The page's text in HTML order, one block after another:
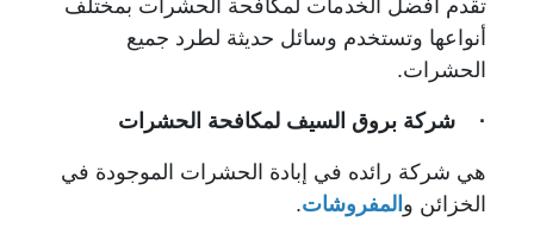
تقدم أفضل الخدمات لمكافحة الحشرات بمختلف
أنواعها وتستخدم وسائل حديثة لطرد جميع
الحشرات.
· شركة بروق السيف لمكافحة الحشرات
هي شركة رائده في إبادة الحشرات الموجودة في
الخزائن و المفروشات.